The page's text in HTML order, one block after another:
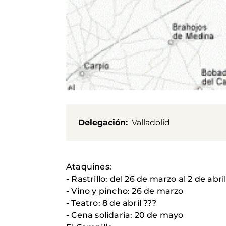
Delegación Valladolid
Ataquines:
- Rastrillo: del 26 de marzo al 2 de abril
- Vino y pincho: 26 de marzo
- Teatro: 8 de abril ???
- Cena solidaria: 20 de mayo